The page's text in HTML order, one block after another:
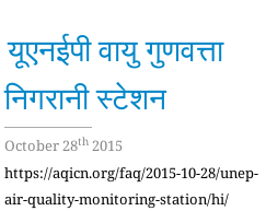
यूएनईपी वायु गुणवत्ता
निगरानी स्टेशन
October 28th 2015
https://aqicn.org/faq/2015-10-28/unep-
air-quality-monitoring-station/hi/